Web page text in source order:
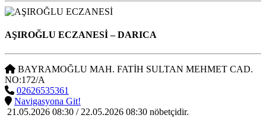
AŞIROĞLU ECZANESİ– DARICA
BAYRAMOĞLU MAH. FATİH SULTAN MEHMET CAD.
NO:172/A
02626535361
Navigasyona Git!
21.05.2026 08:30 / 22.05.2026 08:30 nöbetçidir.